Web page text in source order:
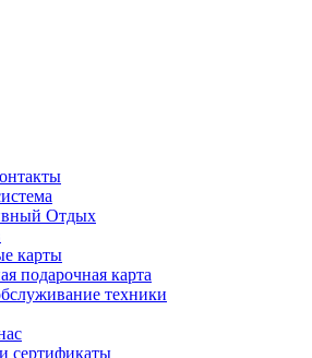
Отдых
карты
подарочная карта
техники
сертификаты